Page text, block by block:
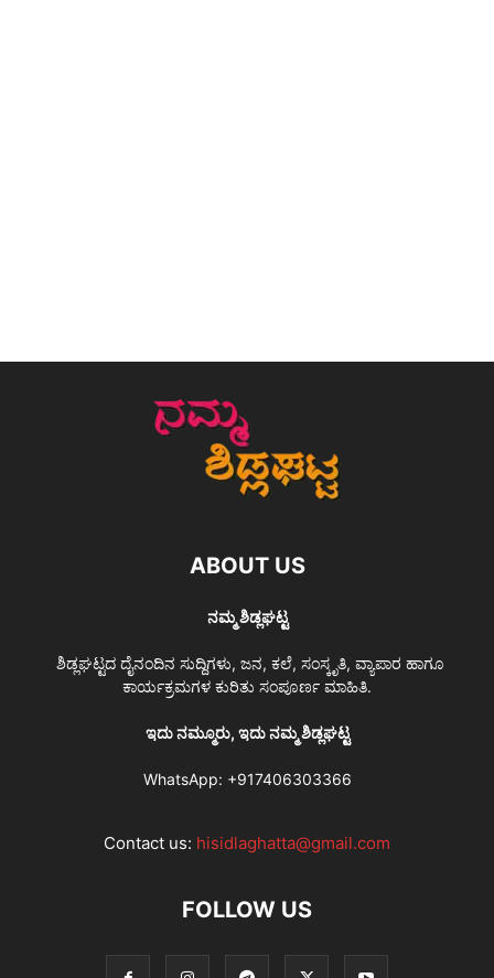
ABOUT US
ನಮ್ಮ ಶಿಡ್ಲಘಟ್ಟ
ಶಿಡ್ಲಘಟ್ಟದ ದೈನಂದಿನ ಸುದ್ದಿಗಳು, ಜನ, ಕಲೆ, ಸಂಸ್ಕೃತಿ, ವ್ಯಾಪಾರ ಹಾಗೂ
ಕಾರ್ಯಕ್ರಮಗಳ ಕುರಿತು ಸಂಪೂರ್ಣ ಮಾಹಿತಿ.
ಇದು ನಮ್ಮೂರು, ಇದು ನಮ್ಮ ಶಿಡ್ಲಘಟ್ಟ
WhatsApp: +917406303366
Contact us: hisidlaghatta@gmail.com
FOLLOW US